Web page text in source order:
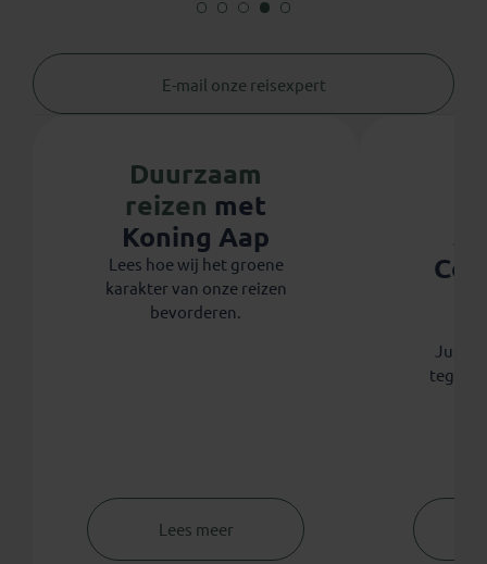
E-mail onze reisexpert
Duurzaam
reizen met
Koning Aap
Lees hoe wij het groene
karakter van onze reizen
bevorderen.
Lees meer
tegen